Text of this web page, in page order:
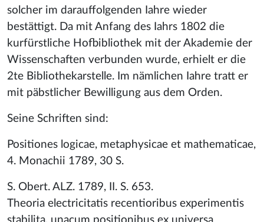
solcher im darauffolgenden Iahre wieder
bestättigt. Da mit Anfang des Iahrs 1802 die
kurfürstliche Hofbibliothek mit der Akademie der
Wissenschaften verbunden wurde, erhielt er die
2te Bibliothekarstelle. Im nämlichen Iahre tratt er
mit päbstlicher Bewilligung aus dem Orden.
Seine Schriften sind:
Positiones logicae, metaphysicae et mathematicae,
4. Monachii 1789, 30 S.
S. Obert. ALZ. 1789, II. S. 653.
Theoria electricitatis recentioribus experimentis